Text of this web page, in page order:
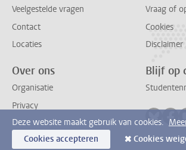
Veelgestelde vragen
Contact
Locaties
Vraag of
Cookies
Disclaimer
Over ons
Organisatie
Privacy
Blijf op
Deze website maakt gebruik van cookies.
Cookies accepteren
Cookies